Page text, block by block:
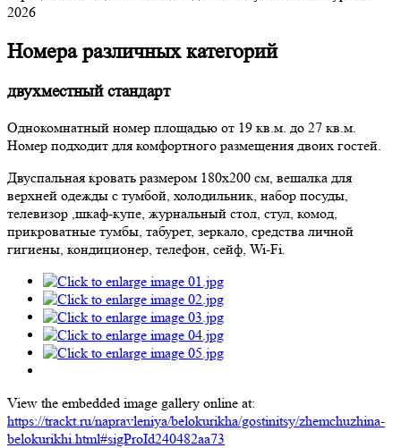
2026
Номера различных категорий
двухместный стандарт
Однокомнатный номер площадью от 19 кв.м. до 27 кв.м.
Номер подходит для комфортного размещения двоих гостей.
Двуспальная кровать размером 180х200 см, вешалка для
верхней одежды с тумбой, холодильник, набор посуды,
телевизор ,шкаф-купе, журнальный стол, стул, комод,
прикроватные тумбы, табурет, зеркало, средства личной
гигиены, кондиционер, телефон, сейф, Wi-Fi.
View the embedded image gallery online at:
https://trackt.ru/napravleniya/belokurikha/gostinitsy/zhemchuzhina-
belokurikhi.html#sigProId240482aa73